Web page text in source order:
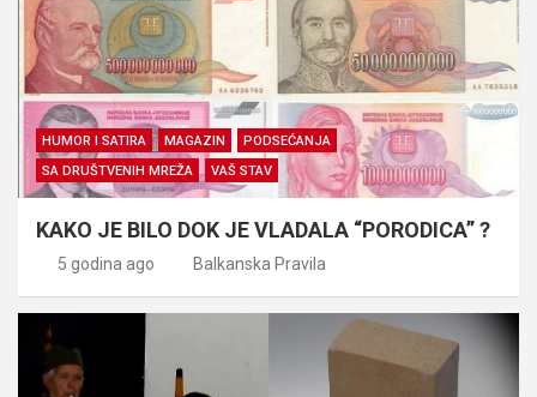
HUMOR I SATIRA MAGAZIN
PODSEĆANJA
SA DRUŠTVENIH MREŽA
VAŠ STAV
KAKO JE BILO DOK JE VLADALA “PORODICA” ?
5 godina ago Balkanska Pravila